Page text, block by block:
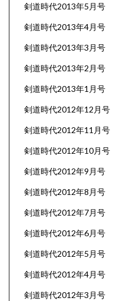
剣道時代2013年5月号
剣道時代2013年4月号
剣道時代2013年3月号
剣道時代2013年2月号
剣道時代2013年1月号
剣道時代2012年12月号
剣道時代2012年11月号
剣道時代2012年10月号
剣道時代2012年9月号
剣道時代2012年8月号
剣道時代2012年7月号
剣道時代2012年6月号
剣道時代2012年5月号
剣道時代2012年4月号
剣道時代2012年3月号